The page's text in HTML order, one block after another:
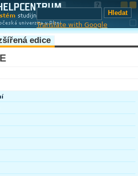
Translate with Google
edice